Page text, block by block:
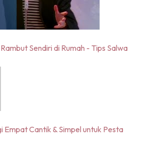
Sendiri di Rumah - Tips Salwa
Empat Cantik & Simpel untuk Pesta